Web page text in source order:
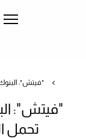
"فيتش":
"فيتش":
تحمل